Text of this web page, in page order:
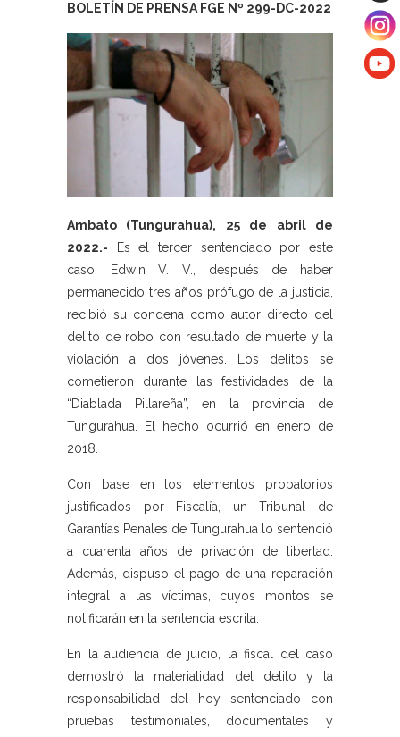
BOLETÍN DE PRENSA FGE Nº 299-DC-2022
Ambato (Tungurahua), 25 de abril de
2022.- Es el tercer sentenciado por este
caso. Edwin V. V., después de haber
permanecido tres años prófugo de la justicia,
recibió su condena como autor directo del
delito de robo con resultado de muerte y la
violación a dos jóvenes. Los delitos se
cometieron durante las festividades de la
“Diablada Pillareña”, en la provincia de
Tungurahua. El hecho ocurrió en enero de
2018.
Con base en los elementos probatorios
justificados por Fiscalía, un Tribunal de
Garantías Penales de Tungurahua lo sentenció
a cuarenta años de privación de libertad.
Además, dispuso el pago de una reparación
integral a las víctimas, cuyos montos se
notificarán en la sentencia escrita.
En la audiencia de juicio, la fiscal del caso
demostró la materialidad del delito y la
responsabilidad del hoy sentenciado con
pruebas testimoniales, documentales y